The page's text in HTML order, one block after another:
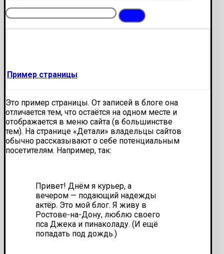
Пример страницы
Это пример страницы. От записей в блоге она
отличается тем, что остаётся на одном месте и
отображается в меню сайта (в большинстве
тем). На странице «Детали» владельцы сайтов
обычно рассказывают о себе потенциальным
посетителям. Например, так:
Привет! Днём я курьер, а
вечером — подающий надежды
актёр. Это мой блог. Я живу в
Ростове-на-Дону, люблю своего
пса Джека и пинаколаду. (И ещё
попадать под дождь.)